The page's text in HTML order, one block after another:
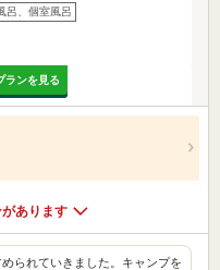
呂、個室風呂
ランを見る
あります
られていきました。キャンプを